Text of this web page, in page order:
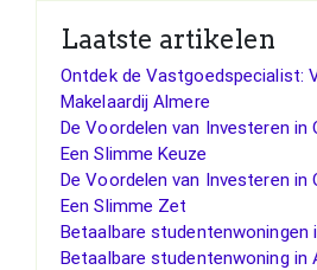
Laatste artikelen
Ontdek de Vastgoedspecialist:
Makelaardij Almere
De Voordelen van Investeren in
Een Slimme Keuze
De Voordelen van Investeren in
Een Slimme Zet
Betaalbare studentenwoningen
Betaalbare studentenwoning in